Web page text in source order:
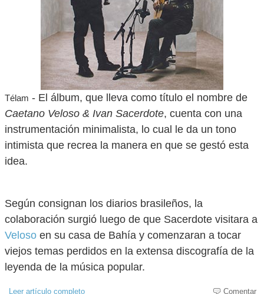
Télam - El álbum, que lleva como título el nombre de
Caetano Veloso & Ivan Sacerdote, cuenta con una
instrumentación minimalista, lo cual le da un tono
intimista que recrea la manera en que se gestó esta
idea.
Según consignan los diarios brasileños, la
colaboración surgió luego de que Sacerdote visitara a
Veloso en su casa de Bahía y comenzaran a tocar
viejos temas perdidos en la extensa discografía de la
leyenda de la música popular.
Leer artículo completo Comentar